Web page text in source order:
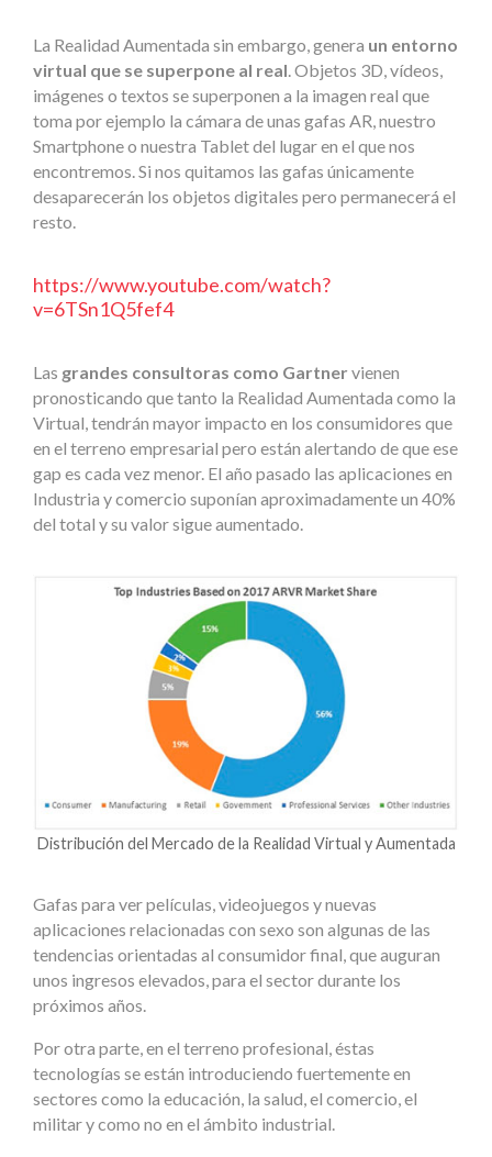
La Realidad Aumentada sin embargo, genera un entorno
virtual que se superpone al real . Objetos 3D, vídeos,
imágenes o textos se superponen a la imagen real que
toma por ejemplo la cámara de unas gafas AR, nuestro
Smartphone o nuestra Tablet del lugar en el que nos
encontremos. Si nos quitamos las gafas únicamente
desaparecerán los objetos digitales pero permanecerá el
resto.
https://www.youtube.com/watch?
v=6TSn1Q5fef4
Las grandes consultoras como Gartner vienen
pronosticando que tanto la Realidad Aumentada como la
Virtual, tendrán mayor impacto en los consumidores que
en el terreno empresarial pero están alertando de que ese
gap es cada vez menor. El año pasado las aplicaciones en
Industria y comercio suponían aproximadamente un 40%
del total y su valor sigue aumentado.
Distribución del Mercado de la Realidad Virtual y Aumentada
Gafas para ver películas, videojuegos y nuevas
aplicaciones relacionadas con sexo son algunas de las
tendencias orientadas al consumidor final, que auguran
unos ingresos elevados, para el sector durante los
próximos años.
Por otra parte, en el terreno profesional, éstas
tecnologías se están introduciendo fuertemente en
sectores como la educación, la salud, el comercio, el
militar y como no en el ámbito industrial.